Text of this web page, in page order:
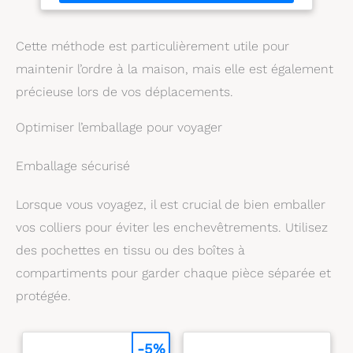
boissons.
agréable, pour un confort accru, ce qui les rend
nettoyer : ces pailles réutilisables noires sont
déplacement. Leur surface lisse permet un
nettoyage sans effort ; un lavage à la main est
recommandé pour un séchage rapide et le maintien
toutes les pailles sont fabriquées en plastique sans
inodores, non toxiques et sans danger, et peuvent
être utilisées sans crainte avec toutes les boissons.
famille, les anniversaires, les mariages ou pour
boissons chaudes ou froides.
Cette méthode est particulièrement utile pour
maintenir l’ordre à la maison, mais elle est également
précieuse lors de vos déplacements.
Optimiser l’emballage pour voyager
Emballage sécurisé
Lorsque vous voyagez, il est crucial de bien emballer
vos colliers pour éviter les enchevêtrements. Utilisez
des pochettes en tissu ou des boîtes à
compartiments pour garder chaque pièce séparée et
protégée.
-5%